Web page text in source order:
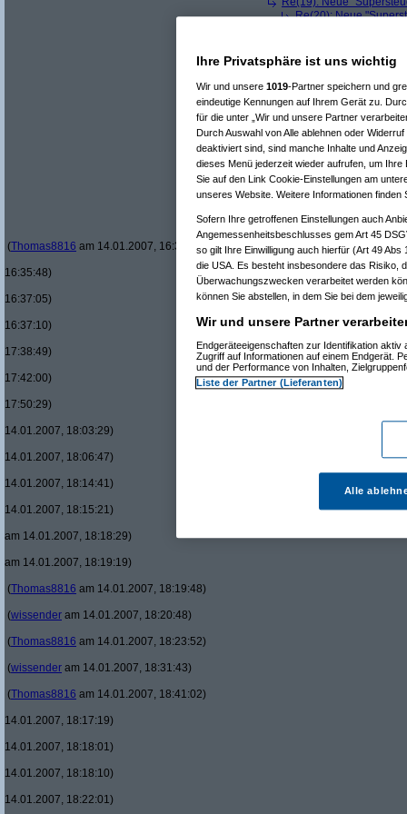
Re(20): Neue
Re(22): Neue
Re(23):
Re(24):
Re(25):
(Thomas8816 am 14.01.2007, 16:34:31)
16:35:48)
16:37:05)
16:37:10)
17:38:49)
17:42:00)
17:50:29)
14.01.2007, 18:03:29)
14.01.2007, 18:06:47)
14.01.2007, 18:14:41)
14.01.2007, 18:15:21)
am 14.01.2007, 18:18:29)
am 14.01.2007, 18:19:19)
(Thomas8816 am 14.01.2007, 18:19:48)
(wissender am 14.01.2007, 18:20:48)
(Thomas8816 am 14.01.2007, 18:23:52)
(wissender am 14.01.2007, 18:31:43)
(Thomas8816 am 14.01.2007, 18:41:02)
14.01.2007, 18:17:19)
14.01.2007, 18:18:01)
14.01.2007, 18:18:10)
14.01.2007, 18:22:01)
Ihre Privatsphäre ist uns wichtig
Wir und unsere 1019-Partner speichern und
eindeutige Kennungen auf Ihrem Gerät zu.
für die unter „Wir und unsere Partner
Durch Auswahl von Alle ablehnen oder
deaktiviert sind, sind manche Inhalte und
dieses Menü jederzeit wieder aufrufen, um
Sie auf den Link Cookie-Einstellungen am
unseres Website. Weitere Informationen
Sofern Ihre getroffenen Einstellungen auch
Angemessenheitsbeschlusses gem Art 45
so gilt Ihre Einwilligung auch hierfür (Art 49
die USA. Es besteht insbesondere das Risiko,
Überwachungszwecken verarbeitet werden
können Sie abstellen, in dem Sie bei dem
Wir und unsere Partner
Endgeräteeigenschaften zur Identifikation
Zugriff auf Informationen auf einem Endgerät.
und der Performance von Inhalten,
Liste der Partner (Lieferanten)
Alle